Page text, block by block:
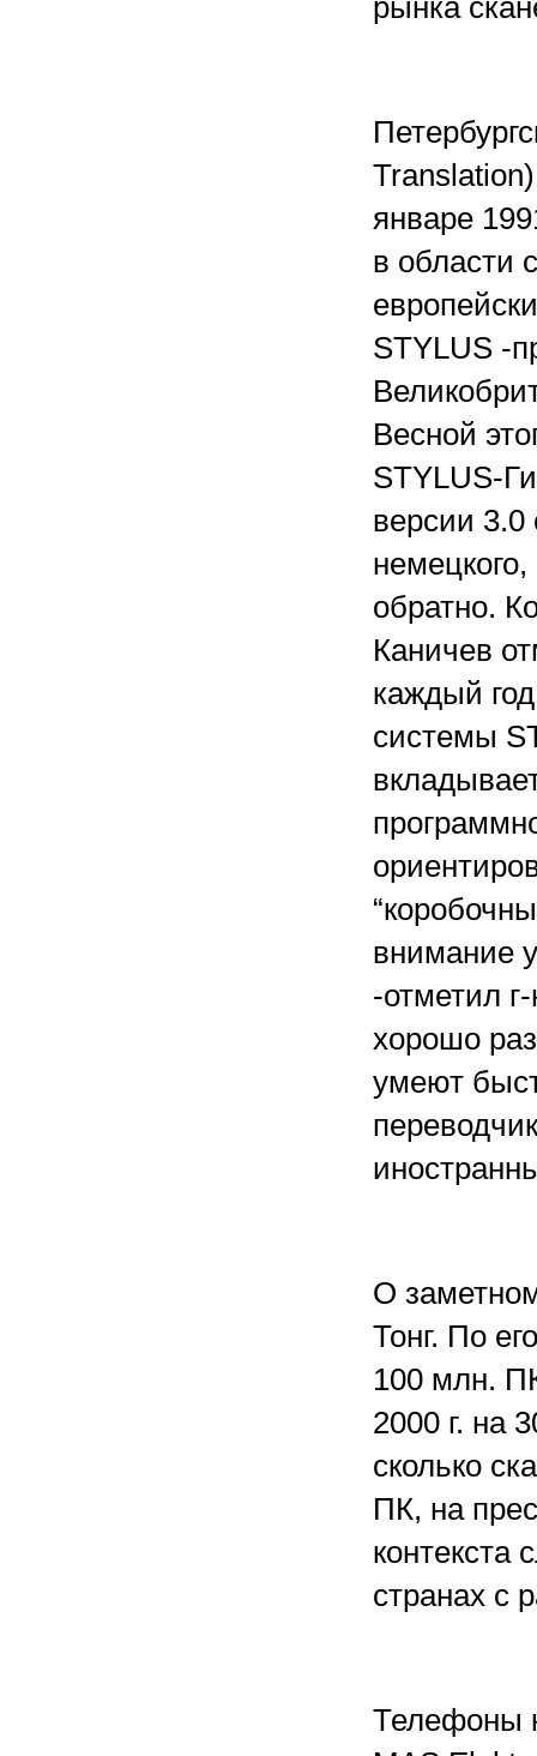
рынка
январе
в области
STYLUS -
Весной
STYLUS-
версии 3.0
обратно.
Каничев
каждый
системы
внимание
-отметил
хорошо
умеют
О
Тонг. По
100 млн.
2000 г. на
сколько
ПК, на
контекста
странах с
Телефоны